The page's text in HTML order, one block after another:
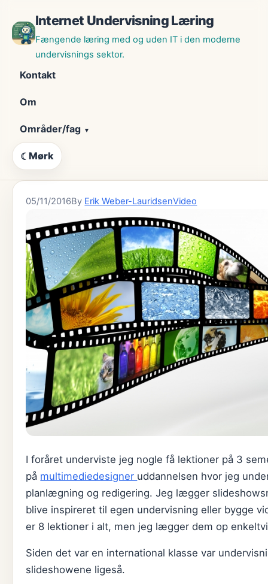
indhold
Internet Undervisning Læring
Fængende læring med og uden IT i den moderne
undervisnings sektor.
Kontakt
Om
Områder/fag
☾ Mørk
05/11/2016By Erik Weber-LauridsenVideo
I foråret underviste jeg nogle få lektioner på 3
på multimediedesigner uddannelsen hvor jeg
planlægning og redigering. Jeg lægger
blive inspireret til egen undervisning eller bygge
er 8 lektioner i alt, men jeg lægger dem op
Siden det var en international klasse var
slideshowene ligeså.